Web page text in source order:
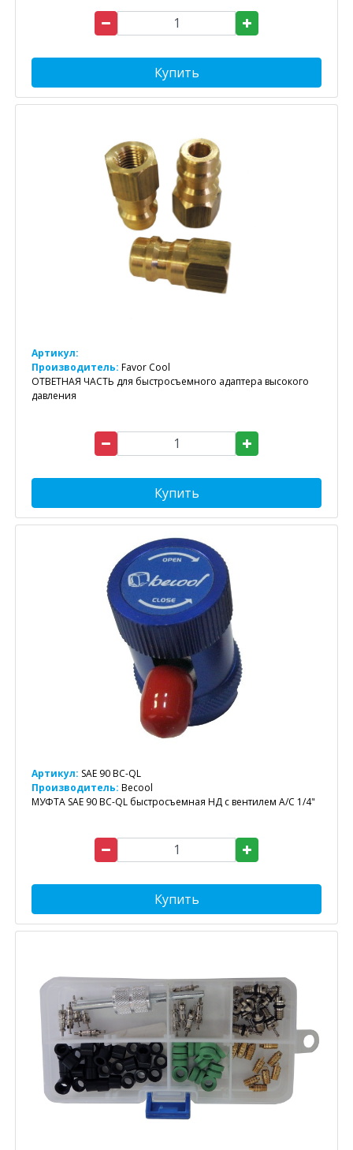
Купить
Артикул:
Производитель: Favor Cool
ОТВЕТНАЯ ЧАСТЬ для быстросъемного адаптера высокого
давления
Купить
Артикул: SAE 90 BC-QL
Производитель: Becool
МУФТА SAE 90 BC-QL быстросъемная НД с вентилем А/С 1/4"
Купить